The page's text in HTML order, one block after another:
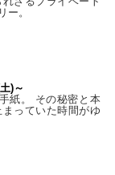
ー。
)～
紙。 その秘密と本
っていた時間がゆ